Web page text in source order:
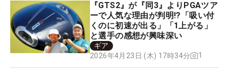
『GTS2』が『同3』よりPGAツア
ーで人気な理由が判明!?「吸い付
くのに初速が出る」「1上がる」
と選手の感想が興味深い
ギア
2026年4月23日 (木) 17時34分
1